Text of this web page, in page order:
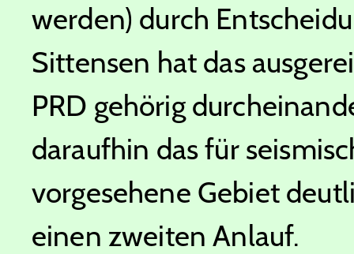
werden) durch
Sittensen hat das
PRD gehörig
daraufhin das für
vorgesehene Gebiet
einen zweiten Anlauf.